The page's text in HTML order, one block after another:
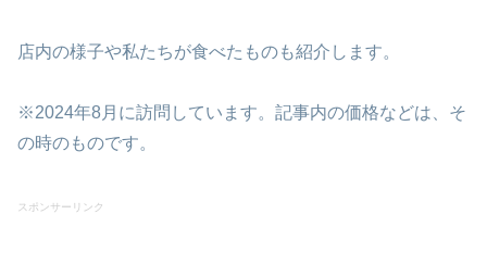
店内の様子や私たちが食べたものも紹介します。
※2024年8月に訪問しています。記事内の価格などは、そ
の時のものです。
スポンサーリンク